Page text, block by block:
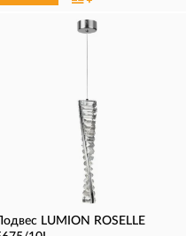
LUMION ROSELLE